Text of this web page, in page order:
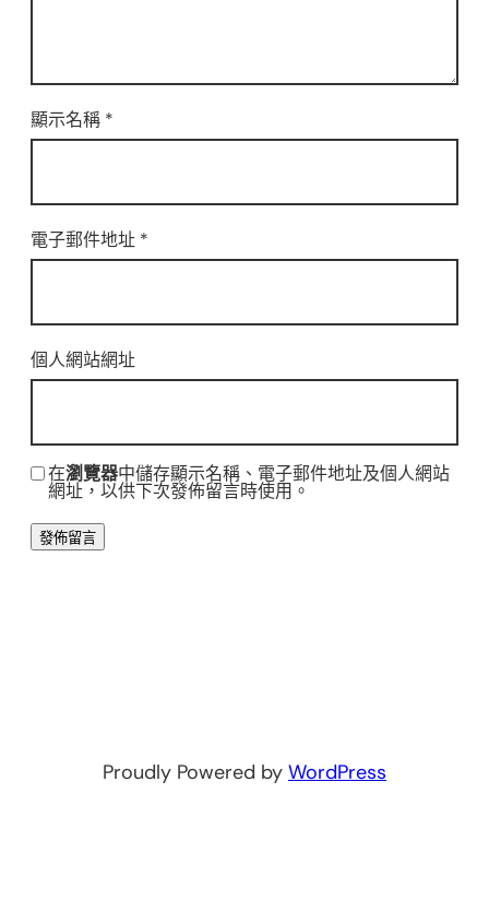
顯示名稱 *
電子郵件地址 *
個人網站網址
在瀏覽器中儲存顯示名稱、電子郵件地址及個人網站
網址，以供下次發佈留言時使用。
Proudly Powered by WordPress